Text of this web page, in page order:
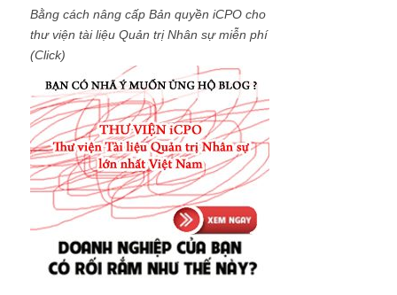
Bằng cách nâng cấp Bản quyền iCPO cho
thư viện tài liệu Quản trị Nhân sự miễn phí
(Click)